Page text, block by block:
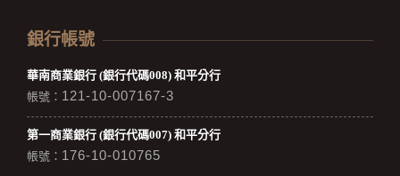
銀行帳號
華南商業銀行 (銀行代碼008) 和平分行
帳號： 121-10-007167-3
第一商業銀行 (銀行代碼007) 和平分行
帳號： 176-10-010765